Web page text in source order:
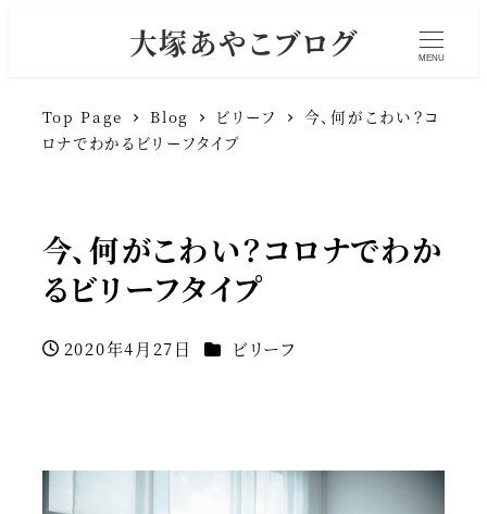
大塚あやこブログ MENU
Top Page Blog ビリーフ
今、何がこわい？コ
ロナでわかるビリーフタイプ
今、何がこわい？コロナでわか
るビリーフタイプ
投稿日
2020年4月27日 カテゴリー
ビリーフ